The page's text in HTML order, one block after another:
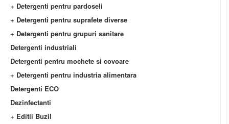
+ Detergenti pentru pardoseli
+ Detergenti pentru suprafete diverse
+ Detergenti pentru grupuri sanitare
Detergenti industriali
Detergenti pentru mochete si covoare
+ Detergenti pentru industria alimentara
Detergenti ECO
Dezinfectanti
+ Editii Buzil